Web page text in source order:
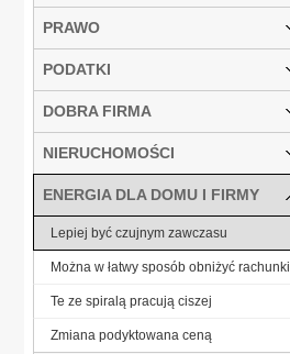
PRAWO
PODATKI
DOBRA FIRMA
NIERUCHOMOŚCI
ENERGIA DLA DOMU I FIRMY
Lepiej być czujnym zawczasu
Można w łatwy sposób obniżyć rachunki
Te ze spiralą pracują ciszej
Zmiana podyktowana ceną